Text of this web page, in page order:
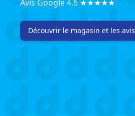
Avis Google 4.6 ★★★★★
Découvrir le magasin et les avis